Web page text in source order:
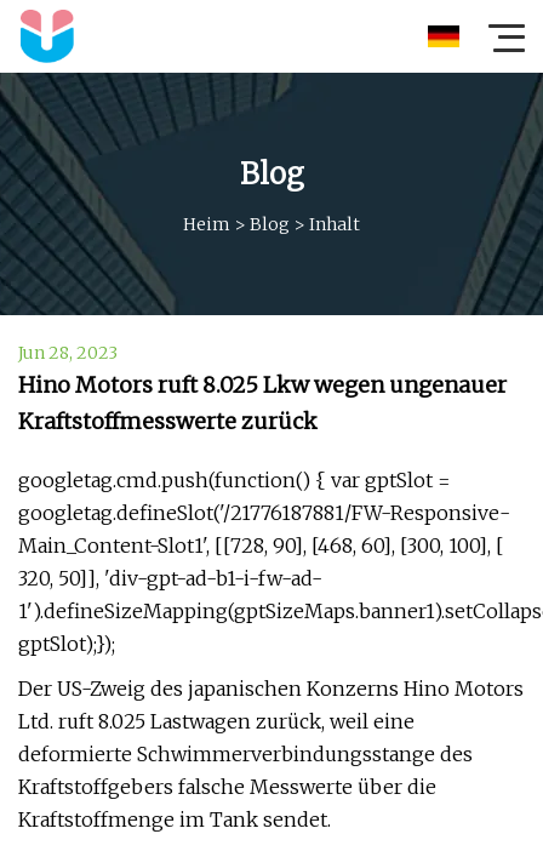
Blog
Heim > Blog > Inhalt
Jun 28, 2023
Hino Motors ruft 8.025 Lkw wegen ungenauer
Kraftstoffmesswerte zurück
googletag.cmd.push(function() { var gptSlot =
googletag.defineSlot('/21776187881/FW-Responsive-
Main_Content-Slot1', [[728, 90], [468, 60], [300, 100], [
320, 50]], 'div-gpt-ad-b1-i-fw-ad-
gptSlot);});
Der US-Zweig des japanischen Konzerns Hino Motors
Ltd. ruft 8.025 Lastwagen zurück, weil eine
deformierte Schwimmerverbindungsstange des
Kraftstoffgebers falsche Messwerte über die
Kraftstoffmenge im Tank sendet.